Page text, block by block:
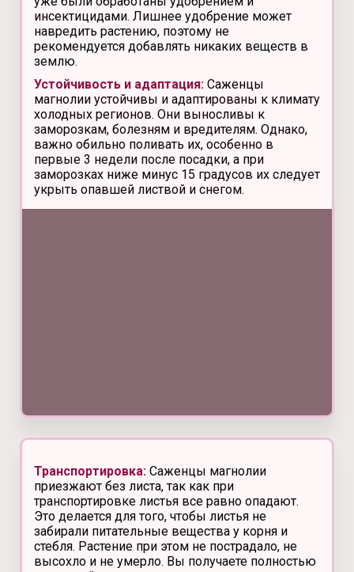
инсектицидами. Лишнее удобрение может
навредить растению, поэтому не
рекомендуется добавлять никаких веществ в
землю.
Устойчивость и адаптация: Саженцы
магнолии устойчивы и адаптированы к климату
холодных регионов. Они выносливы к
заморозкам, болезням и вредителям. Однако,
важно обильно поливать их, особенно в
первые 3 недели после посадки, а при
заморозках ниже минус 15 градусов их следует
укрыть опавшей листвой и снегом.
Транспортировка: Саженцы магнолии
приезжают без листа, так как при
транспортировке листья все равно опадают.
Это делается для того, чтобы листья не
забирали питательные вещества у корня и
стебля. Растение при этом не пострадало, не
высохло и не умерло. Вы получаете полностью